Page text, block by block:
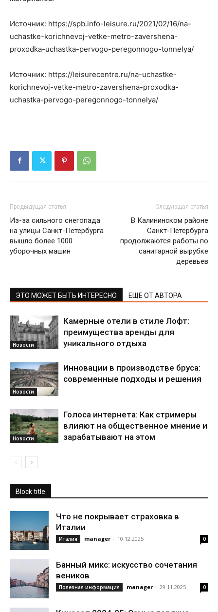
Источник: https://spb.info-leisure.ru/2021/02/16/na-
uchastke-korichnevoj-vetke-metro-zavershena-
proxodka-uchastka-pervogo-peregonnogo-tonnelya/
Источник: https://leisurecentre.ru/na-uchastke-
korichnevoj-vetke-metro-zavershena-proxodka-
uchastka-pervogo-peregonnogo-tonnelya/
Предыдущая статья
Из-за сильного снегопада
на улицы Санкт-Петербурга
вышло более 1000
уборочных машин
Следующая статья
В Калининском районе
Санкт-Петербурга
продолжаются работы по
санитарной вырубке
деревьев
ЭТО МОЖЕТ БЫТЬ ИНТЕРЕСНО ЕЩЕ ОТ АВТОРА
Новости
Камерные отели в стиле Лофт:
преимущества аренды для
уникального отдыха
Новости
Инновации в производстве бруса:
современные подходы и решения
Новости
Голоса интернета: Как стримеры
влияют на общественное мнение и
зарабатывают на этом
Block title
Что не покрывает страховка в
Италии
Италия manager - 10.12.2025 0
Банный микс: искусство сочетания
веников
Полезная информация manager - 29.11.2025 0